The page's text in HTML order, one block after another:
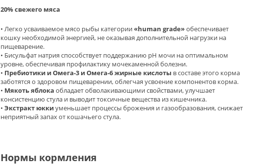
20% свежего мяса
• Легко усваиваемое мясо рыбы категории«human grade»обеспечивает
кошку необходимой энергией, не оказывая дополнительной нагрузки на
пищеварение.
• Бисульфат натрия способствует поддержанию pH мочи на оптимальном
уровне, обеспечивая профилактику мочекаменной болезни.
• Пребиотики и Омега-3 и Омега-6 жирные кислоты в составе этого корма
заботятся о здоровом пищеварении, облегчая усвоение компонентов корма.
• Мякоть яблока обладает обволакивающими свойствами, улучшает
консистенцию стула и выводит токсичные вещества из кишечника.
• Экстракт юккиуменьшает процессы брожения и газообразования, снижает
неприятный запах от кошачьего стула.
Нормы кормления